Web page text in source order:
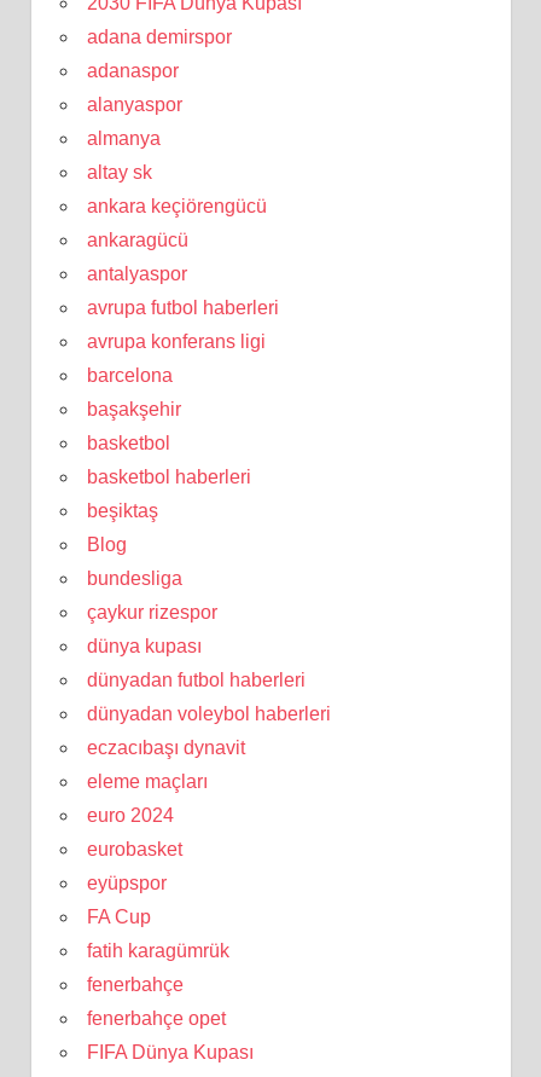
adana demirspor
adanaspor
alanyaspor
almanya
altay sk
ankara keçiörengücü
ankaragücü
antalyaspor
avrupa futbol haberleri
avrupa konferans ligi
barcelona
başakşehir
basketbol
basketbol haberleri
beşiktaş
Blog
bundesliga
çaykur rizespor
dünya kupası
dünyadan futbol haberleri
dünyadan voleybol haberleri
eczacıbaşı dynavit
eleme maçları
euro 2024
eurobasket
eyüpspor
FA Cup
fatih karagümrük
fenerbahçe
fenerbahçe opet
FIFA Dünya Kupası